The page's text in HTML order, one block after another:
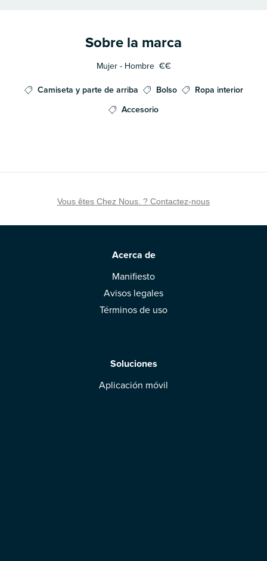
Sobre la marca
Mujer - Hombre €€
Camiseta y parte de arriba Bolso
Ropa interior
Accesorio
Vous êtes Chez Nous. ? Contactez-nous
Acerca de
Manifiesto
Avisos legales
Términos de uso
Soluciones
Aplicación móvil